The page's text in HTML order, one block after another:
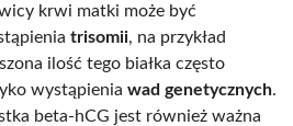
krwi matki może być
trisomii, na przykład
ilość tego białka często
wystąpienia wad genetycznych.
beta-hCG jest również ważna